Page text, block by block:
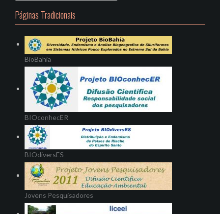
Páginas Tradicionais
BioBahia
BIOconhecER
BIOdiversES
Jovens Pesquisadores